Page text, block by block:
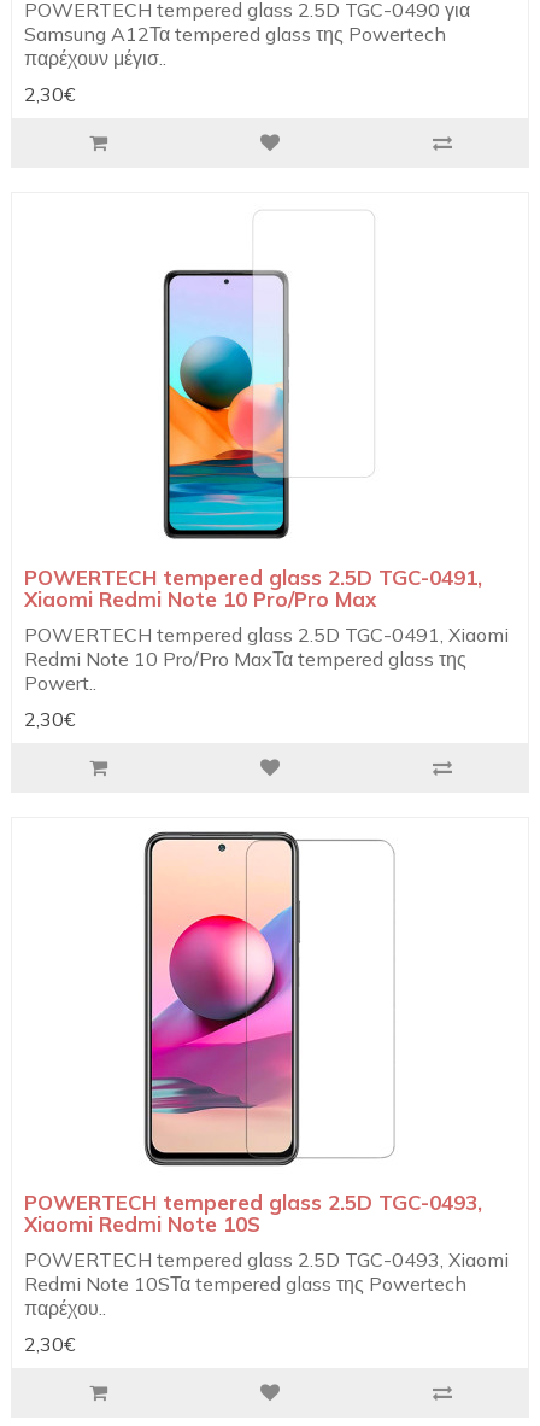
POWERTECH tempered glass 2.5D TGC-0490 για
Samsung A12Τα tempered glass της Powertech
παρέχουν μέγισ..
2,30€
POWERTECH tempered glass 2.5D TGC-0491,
Xiaomi Redmi Note 10 Pro/Pro Max
POWERTECH tempered glass 2.5D TGC-0491, Xiaomi
Redmi Note 10 Pro/Pro MaxΤα tempered glass της
Powert..
2,30€
POWERTECH tempered glass 2.5D TGC-0493,
Xiaomi Redmi Note 10S
POWERTECH tempered glass 2.5D TGC-0493, Xiaomi
Redmi Note 10SΤα tempered glass της Powertech
παρέχου..
2,30€